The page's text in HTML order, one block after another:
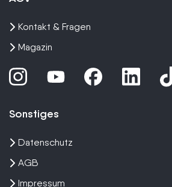
Kontakt & Fragen
Magazin
Sonstiges
Datenschutz
AGB
Impressum